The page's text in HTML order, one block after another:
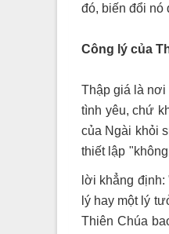
đó, biến đổi nó
Công lý của
Thập giá là nơi
tình yêu, chứ
của Ngài khỏi
thiết lập
lời khẳng định:
lý hay một lý
Thiên Chúa